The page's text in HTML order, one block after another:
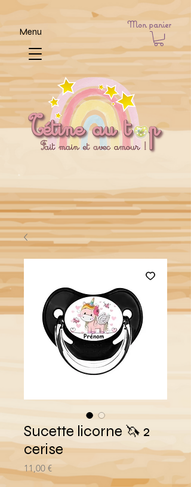
Mon panier
Menu
Sucette licorne 🦄 2
cerise
11,00 €Prix